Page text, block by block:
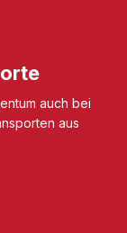
auch bei
aus